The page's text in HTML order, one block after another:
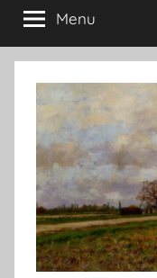
Menu